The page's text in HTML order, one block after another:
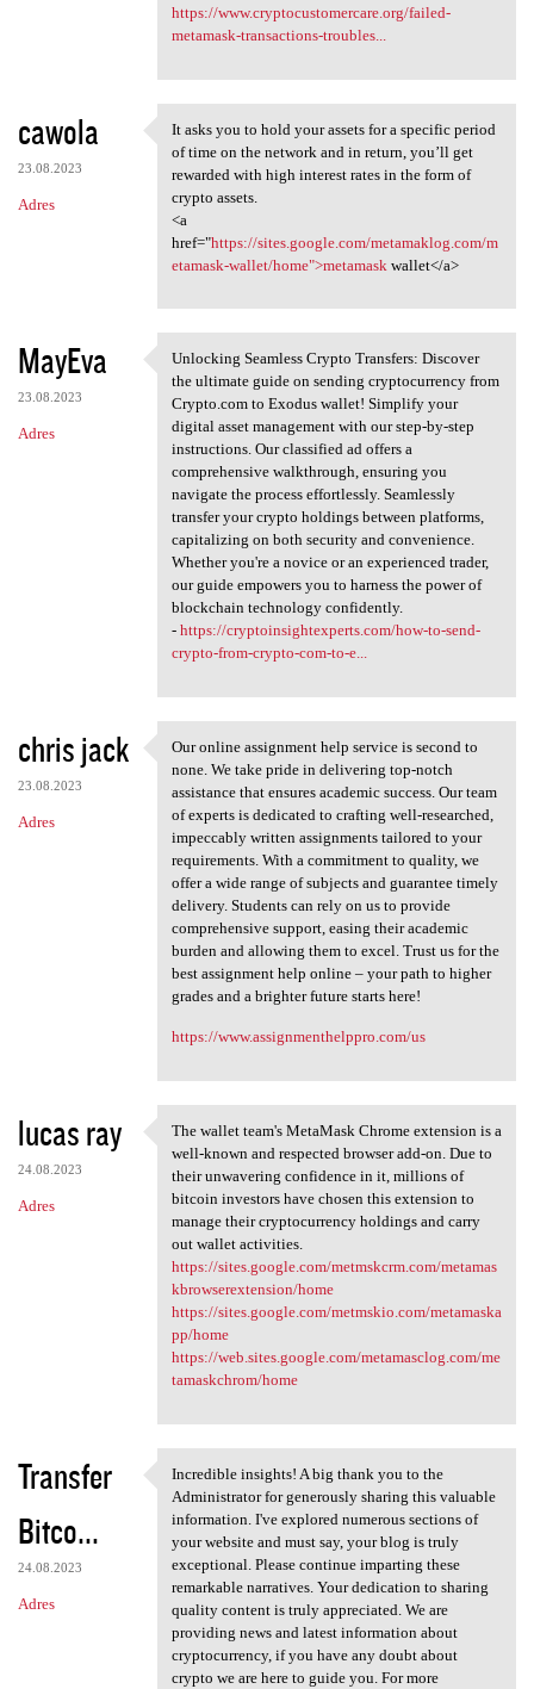
https://www.cryptocustomercare.org/failed-
metamask-transactions-troubles...
cawola
23.08.2023
Adres
It asks you to hold your
It asks you to hold your assets for a specific period
of time on the network and in return, you’ll get
rewarded with high interest rates in the form of
crypto assets.
<a
href="https://sites.google.com/metamaklog.com/m
etamask-wallet/home">metamask wallet</a>
MayEva
23.08.2023
Adres
Unlocking Seamless Crypto
Unlocking Seamless Crypto Transfers: Discover
the ultimate guide on sending cryptocurrency from
Crypto.com to Exodus wallet! Simplify your
digital asset management with our step-by-step
instructions. Our classified ad offers a
comprehensive walkthrough, ensuring you
navigate the process effortlessly. Seamlessly
transfer your crypto holdings between platforms,
capitalizing on both security and convenience.
Whether you're a novice or an experienced trader,
our guide empowers you to harness the power of
blockchain technology confidently.
- https://cryptoinsightexperts.com/how-to-send-
crypto-from-crypto-com-to-e...
chris jack
23.08.2023
Adres
Our online assignment help
Our online assignment help service is second to
none. We take pride in delivering top-notch
assistance that ensures academic success. Our team
of experts is dedicated to crafting well-researched,
impeccably written assignments tailored to your
requirements. With a commitment to quality, we
offer a wide range of subjects and guarantee timely
delivery. Students can rely on us to provide
comprehensive support, easing their academic
burden and allowing them to excel. Trust us for the
best assignment help online – your path to higher
grades and a brighter future starts here!
https://www.assignmenthelppro.com/us
lucas ray
24.08.2023
Adres
The wallet team's MetaMask
The wallet team's MetaMask Chrome extension is a
well-known and respected browser add-on. Due to
their unwavering confidence in it, millions of
bitcoin investors have chosen this extension to
manage their cryptocurrency holdings and carry
out wallet activities.
https://sites.google.com/metmskcrm.com/metamas
kbrowserextension/home
https://sites.google.com/metmskio.com/metamaska
pp/home
https://web.sites.google.com/metamasclog.com/me
tamaskchrom/home
Transfer
Bitco...
24.08.2023
Adres
Incredible insights! A big
Incredible insights! A big thank you to the
Administrator for generously sharing this valuable
information. I've explored numerous sections of
your website and must say, your blog is truly
exceptional. Please continue imparting these
remarkable narratives. Your dedication to sharing
quality content is truly appreciated. We are
providing news and latest information about
cryptocurrency, if you have any doubt about
crypto we are here to guide you. For more